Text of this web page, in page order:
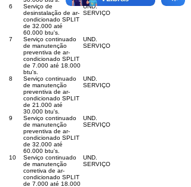
6
Serviço de
desinstalação de ar-
condicionado SPLIT
de 32.000 até
60.000 btu's.
UND.
SERVIÇO
7
Serviço continuado
de manutenção
preventiva de ar-
condicionado SPLIT
de 7.000 até 18.000
btu's.
UND.
SERVIÇO
8
Serviço continuado
de manutenção
preventiva de ar-
condicionado SPLIT
de 21.000 até
30.000 btu's.
UND.
SERVIÇO
9
Serviço continuado
de manutenção
preventiva de ar-
condicionado SPLIT
de 32.000 até
60.000 btu's.
UND.
SERVIÇO
10
Serviço continuado
de manutenção
corretiva de ar-
condicionado SPLIT
de 7.000 até 18.000
UND.
SERVIÇO